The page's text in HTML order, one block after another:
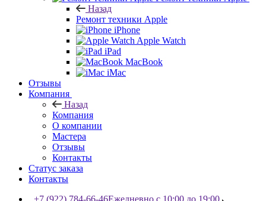
Назад
Ремонт техники Apple
iPhone
Apple Watch
iPad
MacBook
iMac
Отзывы
Компания
Назад
Компания
О компании
Мастера
Отзывы
Контакты
Статус заказа
Контакты
+7 (922) 784-66-46Ежедневно с 10:00 до 19:00